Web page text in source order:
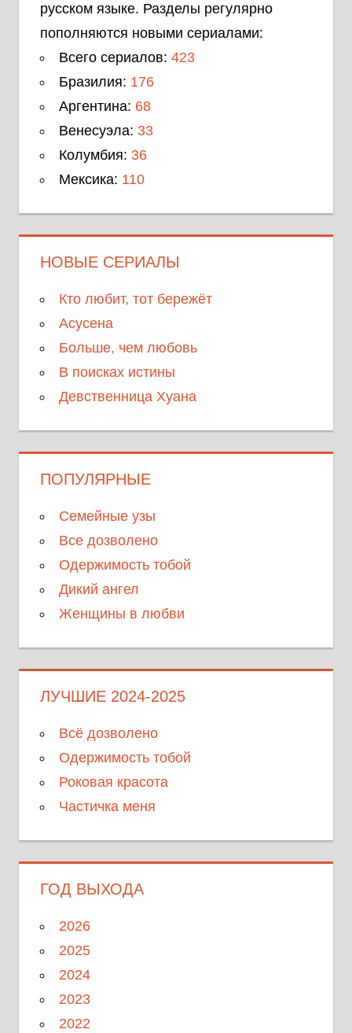
русском языке. Разделы регулярно
пополняются новыми сериалами:
Всего сериалов: 423
Бразилия: 176
Аргентина: 68
Венесуэла: 33
Колумбия: 36
Мексика: 110
НОВЫЕ СЕРИАЛЫ
Кто любит, тот бережёт
Асусена
Больше, чем любовь
В поисках истины
Девственница Хуана
ПОПУЛЯРНЫЕ
Семейные узы
Все дозволено
Одержимость тобой
Дикий ангел
Женщины в любви
ЛУЧШИЕ 2024-2025
Всё дозволено
Одержимость тобой
Роковая красота
Частичка меня
ГОД ВЫХОДА
2026
2025
2024
2023
2022